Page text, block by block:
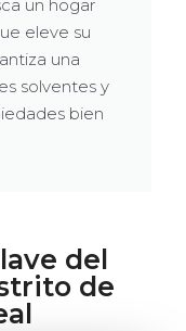
un hogar
eleve su
una
solventes y
bien
del
de